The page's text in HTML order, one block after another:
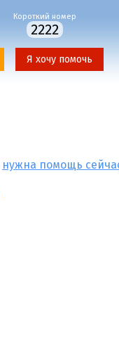
Короткий номер
2222
Я хочу помочь
нужна помощь